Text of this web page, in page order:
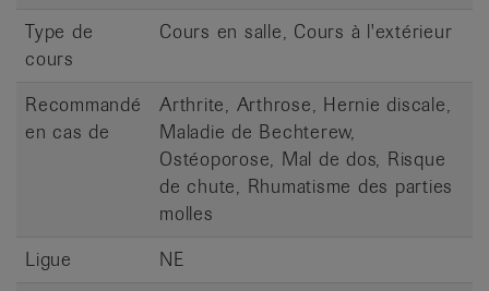
Type de
cours
Cours en salle, Cours à l'extérieur
Recommandé
en cas de
Arthrite, Arthrose, Hernie discale,
Maladie de Bechterew,
Ostéoporose, Mal de dos, Risque
de chute, Rhumatisme des parties
molles
Ligue
NE